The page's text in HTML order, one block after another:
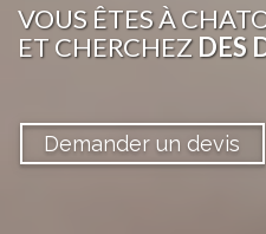
VOUS ÊTESÀ
ET CHERCHEZ DES
Demander un devis